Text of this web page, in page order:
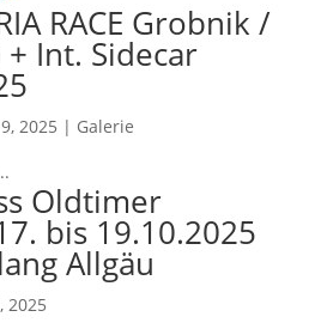
RACE Grobnik /
+ Int. Sidecar
2025 | Galerie
Oldtimer
bis 19.10.2025
Allgäu
2025